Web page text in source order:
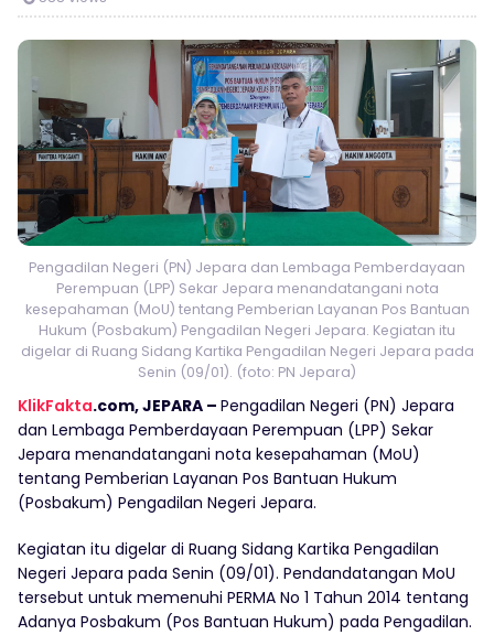
Pengadilan Negeri (PN) Jepara dan Lembaga Pemberdayaan
Perempuan (LPP) Sekar Jepara menandatangani nota
kesepahaman (MoU) tentang Pemberian Layanan Pos Bantuan
Hukum (Posbakum) Pengadilan Negeri Jepara. Kegiatan itu
digelar di Ruang Sidang Kartika Pengadilan Negeri Jepara pada
Senin (09/01). (foto: PN Jepara)
KlikFakta.com, JEPARA – Pengadilan Negeri (PN) Jepara
dan Lembaga Pemberdayaan Perempuan (LPP) Sekar
Jepara menandatangani nota kesepahaman (MoU)
tentang Pemberian Layanan Pos Bantuan Hukum
(Posbakum) Pengadilan Negeri Jepara.
Kegiatan itu digelar di Ruang Sidang Kartika Pengadilan
Negeri Jepara pada Senin (09/01). Pendandatangan MoU
tersebut untuk memenuhi PERMA No 1 Tahun 2014 tentang
Adanya Posbakum (Pos Bantuan Hukum) pada Pengadilan.